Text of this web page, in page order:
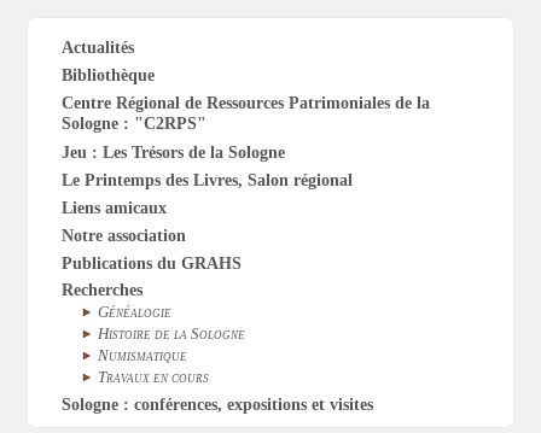
Actualités
Bibliothèque
Centre Régional de Ressources Patrimoniales de la
Sologne : "C2RPS"
Jeu : Les Trésors de la Sologne
Le Printemps des Livres, Salon régional
Liens amicaux
Notre association
Publications du GRAHS
Recherches
Généalogie
Histoire de la Sologne
Numismatique
Travaux en cours
Sologne : conférences, expositions et visites